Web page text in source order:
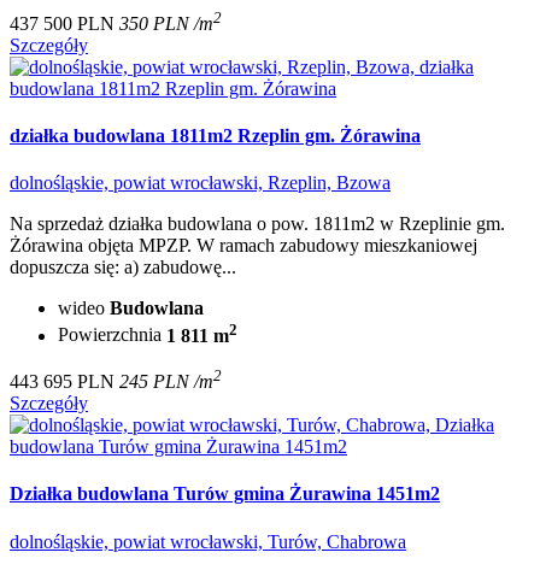
437 500 PLN 350 PLN /m2
Szczegóły
działka budowlana 1811m2 Rzeplin gm. Żórawina
dolnośląskie, powiat wrocławski, Rzeplin, Bzowa
Na sprzedaż działka budowlana o pow. 1811m2 w Rzeplinie gm.
Żórawina objęta MPZP. W ramach zabudowy mieszkaniowej
dopuszcza się: a) zabudowę...
wideo Budowlana
Powierzchnia 1 811 m2
443 695 PLN 245 PLN /m2
Szczegóły
Działka budowlana Turów gmina Żurawina 1451m2
dolnośląskie, powiat wrocławski, Turów, Chabrowa